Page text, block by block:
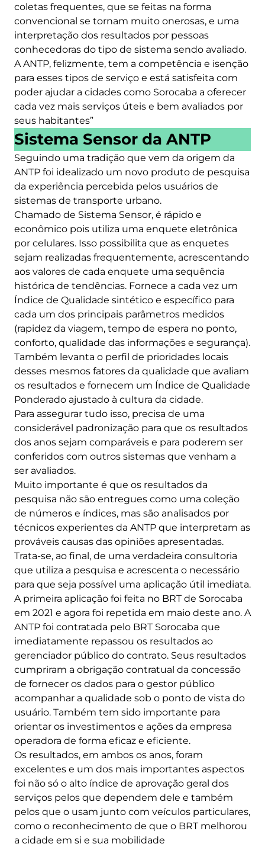
coletas frequentes, que se feitas na forma
convencional se tornam muito onerosas, e uma
interpretação dos resultados por pessoas
conhecedoras do tipo de sistema sendo avaliado.
A ANTP, felizmente, tem a competência e isenção
para esses tipos de serviço e está satisfeita com
poder ajudar a cidades como Sorocaba a oferecer
cada vez mais serviços úteis e bem avaliados por
seus habitantes”
Sistema Sensor da ANTP
Seguindo uma tradição que vem da origem da
ANTP foi idealizado um novo produto de pesquisa
da experiência percebida pelos usuários de
sistemas de transporte urbano.
Chamado de Sistema Sensor, é rápido e
econômico pois utiliza uma enquete eletrônica
por celulares. Isso possibilita que as enquetes
sejam realizadas frequentemente, acrescentando
aos valores de cada enquete uma sequência
histórica de tendências. Fornece a cada vez um
Índice de Qualidade sintético e específico para
cada um dos principais parâmetros medidos
(rapidez da viagem, tempo de espera no ponto,
conforto, qualidade das informações e segurança).
Também levanta o perfil de prioridades locais
desses mesmos fatores da qualidade que avaliam
os resultados e fornecem um Índice de Qualidade
Ponderado ajustado à cultura da cidade.
Para assegurar tudo isso, precisa de uma
considerável padronização para que os resultados
dos anos sejam comparáveis e para poderem ser
conferidos com outros sistemas que venham a
ser avaliados.
Muito importante é que os resultados da
pesquisa não são entregues como uma coleção
de números e índices, mas são analisados por
técnicos experientes da ANTP que interpretam as
prováveis causas das opiniões apresentadas.
Trata-se, ao final, de uma verdadeira consultoria
que utiliza a pesquisa e acrescenta o necessário
para que seja possível uma aplicação útil imediata.
A primeira aplicação foi feita no BRT de Sorocaba
em 2021 e agora foi repetida em maio deste ano. A
ANTP foi contratada pelo BRT Sorocaba que
imediatamente repassou os resultados ao
gerenciador público do contrato. Seus resultados
cumpriram a obrigação contratual da concessão
de fornecer os dados para o gestor público
acompanhar a qualidade sob o ponto de vista do
usuário. Também tem sido importante para
orientar os investimentos e ações da empresa
operadora de forma eficaz e eficiente.
Os resultados, em ambos os anos, foram
excelentes e um dos mais importantes aspectos
foi não só o alto índice de aprovação geral dos
serviços pelos que dependem dele e também
pelos que o usam junto com veículos particulares,
como o reconhecimento de que o BRT melhorou
a cidade em si e sua mobilidade